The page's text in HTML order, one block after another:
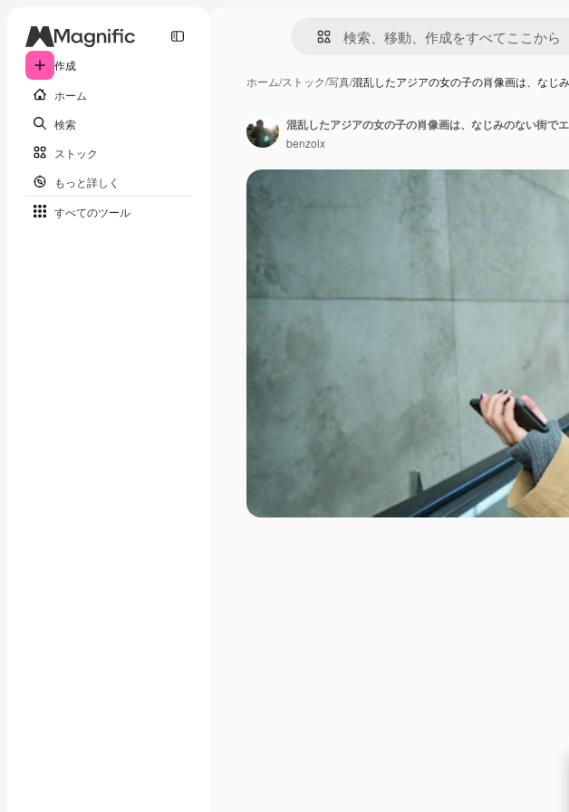
作成
ホーム
検索
ストック
もっと詳しく
すべてのツール
ホーム/ストック/写真/混乱したアジアの女の子の肖像画は、なじ
benzoix